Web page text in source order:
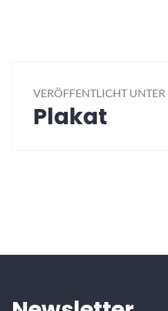
VERÖFFENTLICHT UNTER
Plakat